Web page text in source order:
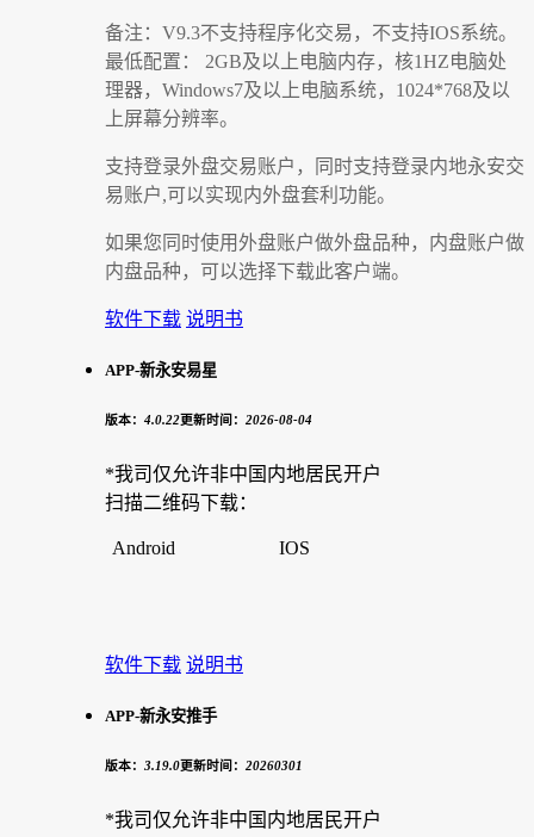
备注：V9.3不支持程序化交易，不支持IOS系统。
最低配置： 2GB及以上电脑内存，核1HZ电脑处
理器，Windows7及以上电脑系统，1024*768及以
上屏幕分辨率。
支持登录外盘交易账户，同时支持登录内地永安交
易账户,可以实现内外盘套利功能。
如果您同时使用外盘账户做外盘品种，内盘账户做
内盘品种，可以选择下载此客户端。
软件下载 说明书
APP-新永安易星
版本： 4.0.22更新时间： 2026-08-04
*我司仅允许非中国内地居民开户
扫描二维码下载：
Android IOS
软件下载 说明书
APP-新永安推手
版本： 3.19.0更新时间： 20260301
*我司仅允许非中国内地居民开户